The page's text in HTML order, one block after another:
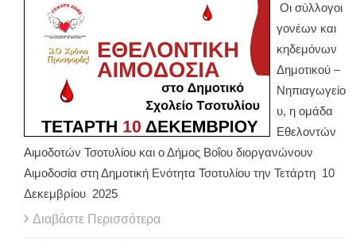
Οι σύλλογοι
γονέων και
κηδεμόνων
Δημοτικού –
Νηπιαγωγείο
υ, η ομάδα
Εθελοντών
Αιμοδοτών Τσοτυλίου και ο Δήμος Βοΐου διοργανώνουν
Αιμοδοσία στη Δημοτική Ενότητα Τσοτυλίου την Τετάρτη 10
Δεκεμβρίου 2025
Διαβάστε Περισσότερα